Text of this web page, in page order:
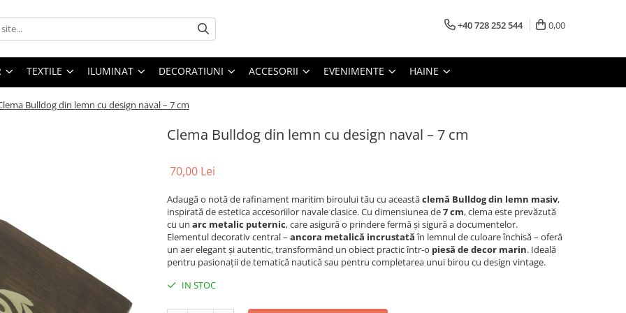
+40 728 252 544 0,00
TEXTILE ILUMINAT DECORATIUNI ACCESORII EVENIMENTE HAINE
Bulldog din lemn cu design naval – 7 cm
Clema Bulldog din lemn cu design naval – 7 cm
70,00 Lei
Adaugă o notă de rafinament maritim biroului tău cu aceastăclemă Bulldog din lemn masiv,
inspirată de estetica accesoriilor navale clasice. Cu dimensiunea de7 cm, clema este prevăzută
cu un arc metalic puternic, care asigură o prindere fermă și sigură a documentelor.
Elementul decorativ central – ancora metalică incrustatăîn lemnul de culoare închisă – oferă
un aer elegant și autentic, transformând un obiect practic într-o piesă de decor marin. Ideală
pentru pasionații de tematică nautică sau pentru completarea unui birou cu design vintage.
IN STOC